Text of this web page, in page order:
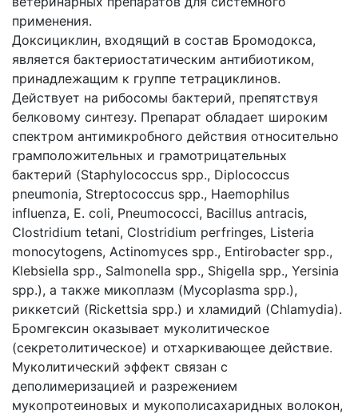
применения.
Доксициклин, входящий в состав Бромодокса,
является бактериостатическим антибиотиком,
принадлежащим к группе тетрациклинов.
Действует на рибосомы бактерий, препятствуя
белковому синтезу. Препарат обладает широким
спектром антимикробного действия относительно
грамположительных и грамотрицательных
бактерий (Staphylococcus spp., Diplococcus
pneumonia, Streptococcus spp., Haemophilus
influenza, E. coli, Pneumococci, Bacillus antracis,
Clostridium tetani, Clostridium perfringes, Listeria
monocytogens, Actinomyces spp., Entirobacter spp.,
Klebsiella spp., Salmonella spp., Shigella spp., Yersinia
spp.), а также микоплазм (Mycoplasma spp.),
риккетсий (Rickettsia spp.) и хламидий (Chlamydia).
Бромгексин оказывает муколитическое
(секретолитическое) и отхаркивающее действие.
Муколитический эффект связан с
деполимеризацией и разрежением
мукопротеиновых и мукополисахаридных волокон,